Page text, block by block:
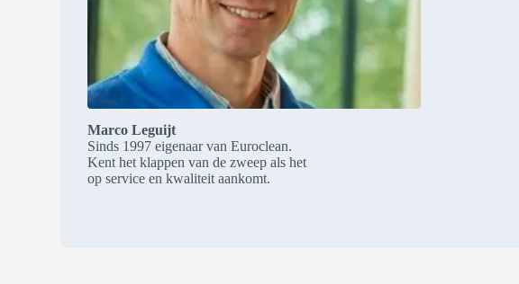
Marco Leguijt
Sinds 1997 eigenaar van Euroclean.
Kent het klappen van de zweep als het
op service en kwaliteit aankomt.